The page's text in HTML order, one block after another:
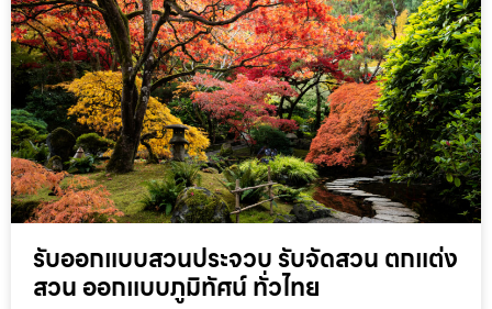
รับออกแบบสวนประจวบ รับจัดสวน ตกแต่ง
สวน ออกแบบภูมิทัศน์ ทั่วไทย